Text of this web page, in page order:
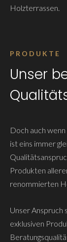
Holzterrassen.
PRODUKTE
Unser
Doch auch
ist eins immer
Produkten
renommierten
Unser Anspruch
exklusiven